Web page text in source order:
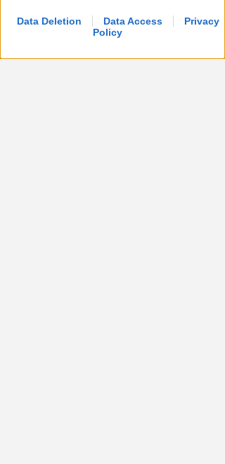
Data Deletion Data Access
Privacy
Policy
APPROVATO DAL CDA
Dati in crescita nella semestrale